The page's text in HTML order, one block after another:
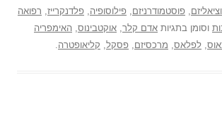
פוסטמודרניזם פילוסופיה פלדנקרייז רפואה
וסומן בתגיות אדם קלר אוקטבינוס האימפריה
לפלאס מרכסיזם פסקל קליאופטרה